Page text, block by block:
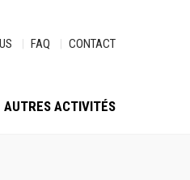
FAQ CONTACT
AUTRES ACTIVITÉS